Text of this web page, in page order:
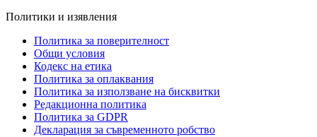
Политики и изявления
Политика за поверителност
Общи условия
Кодекс на етика
Политика за оплаквания
Политика за използване на бисквитки
Редакционна политика
Политика за GDPR
Декларация за съвременното робство